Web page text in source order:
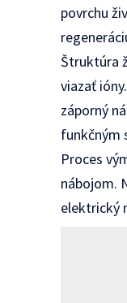
povrchu
Štruktúra
viazať
záporný
funkčným
Proces
nábojom.
elektrický